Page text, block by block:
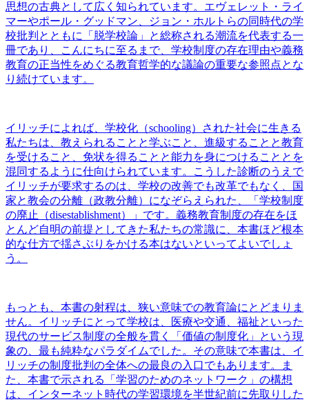
思想の古典として広く知られています。エヴェレット・ライ
マーやポール・グッドマン、ジョン・ホルトらの同時代の学
校批判とともに「脱学校論」と総称される潮流を代表する一
冊であり、こんにちに至るまで、学校制度の存在理由や義務
教育の正当性をめぐる教育哲学的な議論の重要な参照点とな
り続けています。
イリッチによれば、学校化（schooling）された社会に生きる
私たちは、教えられることと学ぶこと、進級することと教育
を受けること、免状を得ることと能力を身につけることとを
混同するように仕向けられています。こうした診断のうえで
イリッチが要求するのは、学校の改善でも改革でもなく、国
家と教会の分離（政教分離）になぞらえられた、「学校制度
の廃止（disestablishment）」です。義務教育制度の存在をほ
とんど自明の前提としてきた私たちの常識に、本書ほど根本
的な仕方で揺さぶりをかける本はないといってよいでしょ
う。
もっとも、本書の射程は、狭い意味での教育論にとどまりま
せん。イリッチにとって学校は、医療や交通、福祉といった
現代のサービス制度の全般を貫く「価値の制度化」という現
象の、最も純粋なパラダイムでした。その意味で本書は、イ
リッチの制度批判の全体への最良の入口でもあります。ま
た、本書で示される「学習のためのネットワーク」の構想
は、インターネット時代の学習環境を半世紀前に先取りした